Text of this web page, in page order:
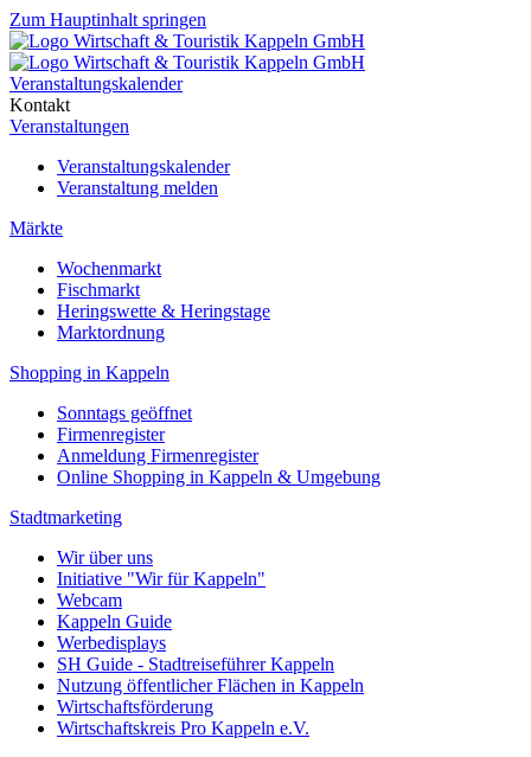
Zum Hauptinhalt springen
Veranstaltungskalender
Kontakt
Veranstaltungen
Veranstaltungskalender
Veranstaltung melden
Märkte
Wochenmarkt
Fischmarkt
Heringswette & Heringstage
Marktordnung
Shopping in Kappeln
Sonntags geöffnet
Firmenregister
Anmeldung Firmenregister
Online Shopping in Kappeln & Umgebung
Stadtmarketing
Wir über uns
Initiative "Wir für Kappeln"
Webcam
Kappeln Guide
Werbedisplays
SH Guide - Stadtreiseführer Kappeln
Nutzung öffentlicher Flächen in Kappeln
Wirtschaftsförderung
Wirtschaftskreis Pro Kappeln e.V.